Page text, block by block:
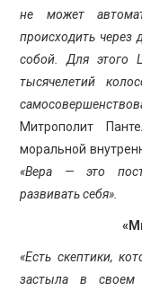
не может
происходить через
собой. Для этого
тысячелетий
Митрополит
моральной
«Вера — это
развивать себя».
«Есть скептики,
застыла в своем